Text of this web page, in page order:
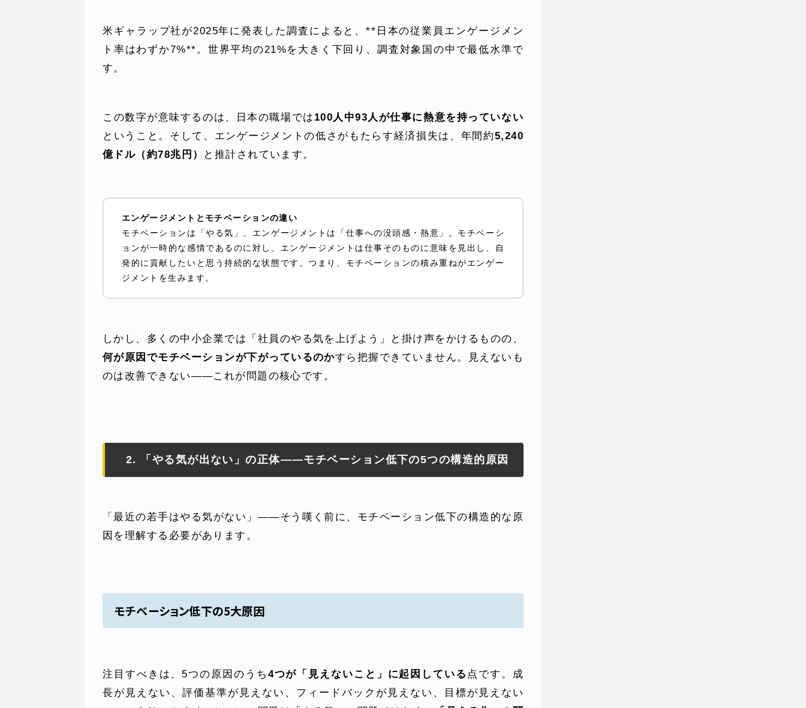
米ギャラップ社が2025年に発表した調査によると、**日本の従業員エンゲージメン
ト率はわずか7%**。世界平均の21%を大きく下回り、調査対象国の中で最低水準で
す。
この数字が意味するのは、日本の職場では 100人中93人が仕事に熱意を持っていない
ということ。そして、エンゲージメントの低さがもたらす経済損失は、年間約5,240
億ドル（約78兆円）
と推計されています。
エンゲージメントとモチベーションの違い
モチベーションは「やる気」、エンゲージメントは「仕事への没頭感・熱意」。モチベーシ
ョンが一時的な感情であるのに対し、エンゲージメントは仕事そのものに意味を見出し、自
発的に貢献したいと思う持続的な状態です。つまり、モチベーションの積み重ねがエンゲー
ジメントを生みます。
しかし、多くの中小企業では「社員のやる気を上げよう」と掛け声をかけるものの、
何が原因でモチベーションが下がっているのかすら把握できていません。見えないも
のは改善できない——これが問題の核心です。
2. 「やる気が出ない」の正体——モチベーション低下の5つの構造的原因
「最近の若手はやる気がない」——そう嘆く前に、モチベーション低下の構造的な原
因を理解する必要があります。
モチベーション低下の5大原因
注目すべきは、5つの原因のうち 4つが「見えないこと」に起因している 点です。成
長が見えない、評価基準が見えない、フィードバックが見えない、目標が見えない